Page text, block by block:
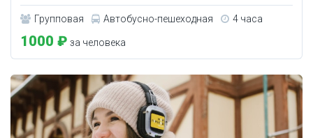
Групповая Автобусно-пешеходная 4 часа
1000 ₽ за человека